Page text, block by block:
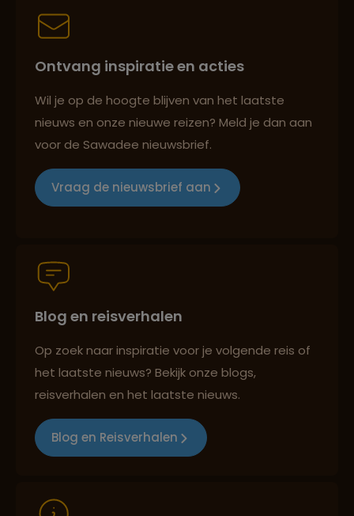
Best beoordeelde reisroutes
Groepsreizen mét indivuele vrijheid
Best beoordeelde reisroutes
Reizen met oog voor mens, cultuur en milieu
Ontvang inspiratie en acties
Wil je op de hoogte blijven van het laatste
nieuws en onze nieuwe reizen? Meld je dan aan
voor de Sawadee nieuwsbrief.
Vraag de nieuwsbrief aan
Blog en reisverhalen
Op zoek naar inspiratie voor je volgende reis of
het laatste nieuws? Bekijk onze blogs,
reisverhalen en het laatste nieuws.
Blog en Reisverhalen